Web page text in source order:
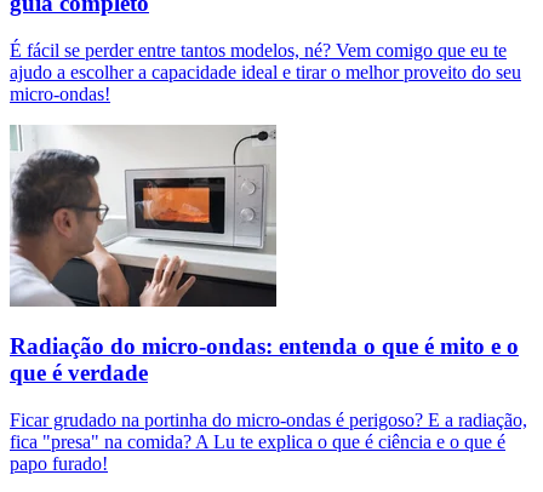
É fácil se perder entre tantos modelos, né? Vem comigo que eu te
ajudo a escolher a capacidade ideal e tirar o melhor proveito do seu
micro-ondas!
Radiação do micro-ondas: entenda o que é mito e o
que é verdade
Ficar grudado na portinha do micro-ondas é perigoso? E a radiação,
fica "presa" na comida? A Lu te explica o que é ciência e o que é
papo furado!